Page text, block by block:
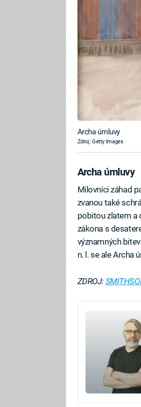
Archa úmluvy
Zdroj: Getty Images
Archa úmluvy
Milovníci záhad
zvanou také
pobitou zlatem a
zákona s
významných
n. l. se ale Archa
ZDROJ: